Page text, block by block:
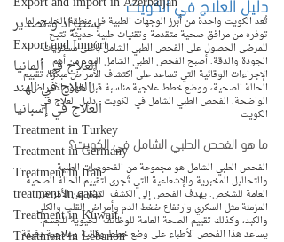
استيراد و تصدير
Export and Import
العلاج في ألمانيا
العلاج في الهند
العلاج في إسبانيا
Treatment in Turkey
Treatment in Germany
Treatment in Iran
treatment in qatar
Treatment in Kuwait
Treatment in Lebanon
تُعد الكويت واحدة من أبرز الوجهات الطبية في منطقة الخليج، لما
توفره من مرافق صحية متقدمة وتقنيات طبية حديثة تتيح
للمرضى الحصول على الفحص الطبي الشامل بأعلى مستويات
الجودة والدقة. أصبح الفحص الطبي الشامل اليوم من أهم
الإجراءات الوقائية التي تساعد على اكتشاف الأمراض مبكرًا، تقييم
الحالة الصحية، ووضع خطط علاجية مناسبة قبل ظهور الأعراض
الواضحة. الفحص الطبي الشامل في الكويت - دليل العلاج في
الكويت
ما هو الفحص الطبي الشامل في الكويت؟
الفحص الطبي الشامل هو مجموعة من الفحوصات الطبية
والتحاليل المخبرية والإشعاعية التي تُجرى لتقييم الحالة الصحية
العامة للشخص. يهدف الفحص إلى الكشف المبكر عن الأمراض
المزمنة مثل السكري وارتفاع ضغط الدم وأمراض القلب والكلى
والكبد، وكذلك تقييم الصحة العامة للوظائف الحيوية للجسم.
يساعد هذا الفحص الأطباء على وضع خطط وقائية وعلاجية دقيقة